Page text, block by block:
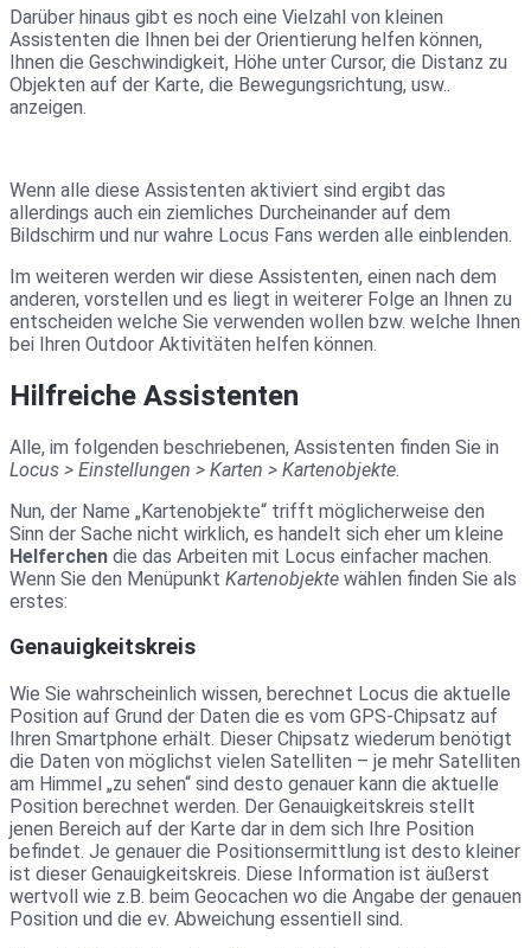
Darüber hinaus gibt es noch eine Vielzahl von kleinen
Assistenten die Ihnen bei der Orientierung helfen können,
Ihnen die Geschwindigkeit, Höhe unter Cursor, die Distanz zu
Objekten auf der Karte, die Bewegungsrichtung, usw..
anzeigen.
Wenn alle diese Assistenten aktiviert sind ergibt das
allerdings auch ein ziemliches Durcheinander auf dem
Bildschirm und nur wahre Locus Fans werden alle einblenden.
Im weiteren werden wir diese Assistenten, einen nach dem
anderen, vorstellen und es liegt in weiterer Folge an Ihnen zu
entscheiden welche Sie verwenden wollen bzw. welche Ihnen
bei Ihren Outdoor Aktivitäten helfen können.
Hilfreiche Assistenten
Alle, im folgenden beschriebenen, Assistenten finden Sie in
Locus > Einstellungen > Karten > Kartenobjekte.
Nun, der Name „Kartenobjekte“ trifft möglicherweise den
Sinn der Sache nicht wirklich, es handelt sich eher um kleine
Helferchen die das Arbeiten mit Locus einfacher machen.
Wenn Sie den Menüpunkt Kartenobjekte wählen finden Sie als
erstes:
Genauigkeitskreis
Wie Sie wahrscheinlich wissen, berechnet Locus die aktuelle
Position auf Grund der Daten die es vom GPS-Chipsatz auf
Ihren Smartphone erhält. Dieser Chipsatz wiederum benötigt
die Daten von möglichst vielen Satelliten – je mehr Satelliten
am Himmel „zu sehen“ sind desto genauer kann die aktuelle
Position berechnet werden. Der Genauigkeitskreis stellt
jenen Bereich auf der Karte dar in dem sich Ihre Position
befindet. Je genauer die Positionsermittlung ist desto kleiner
ist dieser Genauigkeitskreis. Diese Information ist äußerst
wertvoll wie z.B. beim Geocachen wo die Angabe der genauen
Position und die ev. Abweichung essentiell sind.